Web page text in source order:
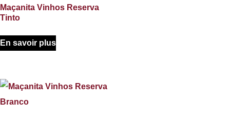
Maçanita Vinhos Reserva
Tinto
En savoir plus